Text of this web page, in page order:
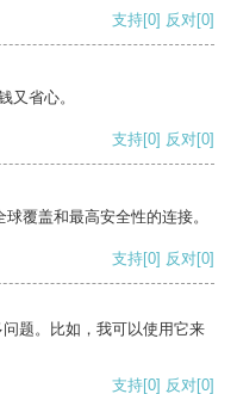
支持[0] 反对[0]
又省心。
支持[0] 反对[0]
覆盖和最高安全性的连接。
支持[0] 反对[0]
题。比如，我可以使用它来
支持[0] 反对[0]